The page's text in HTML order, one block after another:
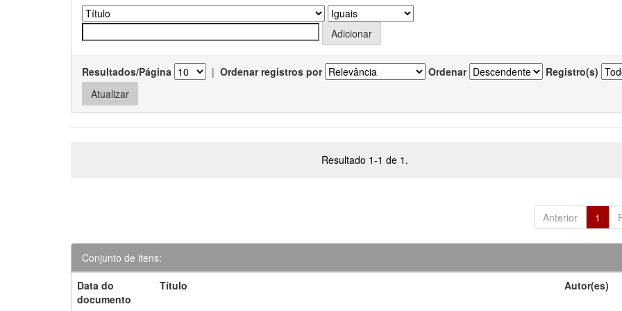
Resultados/Página | Ordenar registros por Ordenar Registro(s)
Resultado 1-1 de 1.
Anterior 1
Conjunto de itens:
Data do
documento
Título Autor(es)